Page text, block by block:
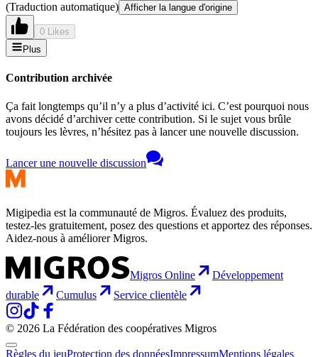
(Traduction automatique) Afficher la langue d'origine
0 Likes
Plus
Contribution archivée
Ça fait longtemps qu’il n’y a plus d’activité ici. C’est pourquoi nous
avons décidé d’archiver cette contribution. Si le sujet vous brûle
toujours les lèvres, n’hésitez pas à lancer une nouvelle discussion.
Lancer une nouvelle discussion
Migipedia est la communauté de Migros. Évaluez des produits,
testez-les gratuitement, posez des questions et apportez des réponses.
Aidez-nous à améliorer Migros.
Migros Online
Développement
durable
Cumulus Service clientèle
© 2026 La Fédération des coopératives Migros
Règles du jeuProtection des donnéesImpressumMentions légales